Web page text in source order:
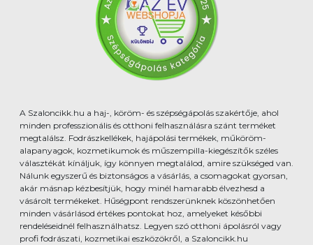
A Szaloncikk.hu a haj-, köröm- és szépségápolás szakértője, ahol
minden professzionális és otthoni felhasználásra szánt terméket
megtalálsz. Fodrászkellékek, hajápolási termékek, műköröm-
alapanyagok, kozmetikumok és műszempilla-kiegészítők széles
választékát kínáljuk, így könnyen megtalálod, amire szükséged van.
Nálunk egyszerű és biztonságos a vásárlás, a csomagokat gyorsan,
akár másnap kézbesítjük, hogy minél hamarabb élvezhesd a
vásárolt termékeket. Hűségpont rendszerünknek köszönhetően
minden vásárlásod értékes pontokat hoz, amelyeket későbbi
rendeléseidnél felhasználhatsz. Legyen szó otthoni ápolásról vagy
profi fodrászati, kozmetikai eszközökről, a Szaloncikk.hu